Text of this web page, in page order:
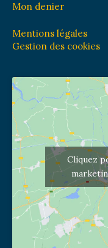
Mon denier
Mentions légales
Gestion des cookies
Cliquez